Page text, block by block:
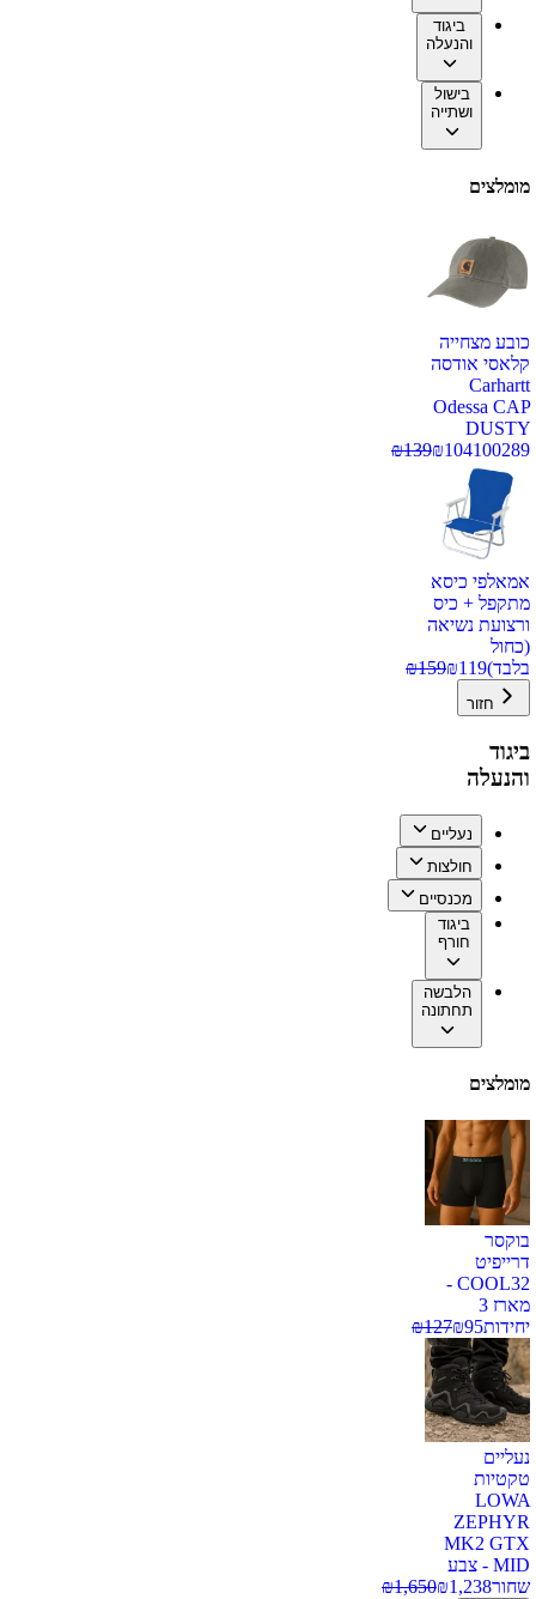
ביגוד
והנעלה
בישול
ושתייה
מומלצים
כובע מצחייה
קלאסי אודסה
Carhartt
Odessa CAP
DUSTY
100289
₪104
₪139
אמאלפי כיסא
מתקפל + כיס
ורצועת נשיאה
(כחול
בלבד)
₪119
₪159
חזור
ביגוד
והנעלה
נעליים
חולצות
מכנסיים
ביגוד
חורף
הלבשה
תחתונה
מומלצים
בוקסר
דרייפיט
COOL32 -
מארז 3
יחידות
₪95
₪127
נעליים
טקטיות
LOWA
ZEPHYR
MK2 GTX
MID - צבע
שחור
₪1,238
₪1,650